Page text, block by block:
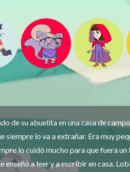
de su abuelita en una casa de
siempre lo va a extrañar. Era muy
lo cuidó mucho para que fuera
enseñó a leer y a escribir en casa.